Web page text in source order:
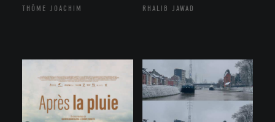
THÔME JOACHIM RHALIB JAWAD